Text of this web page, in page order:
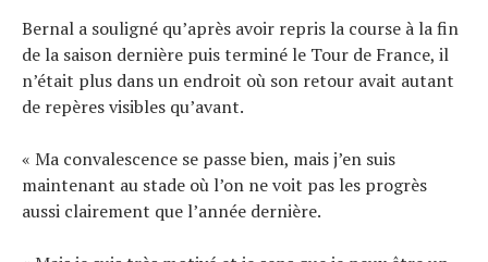
Bernal a souligné qu’après avoir repris la course à la fin
de la saison dernière puis terminé le Tour de France, il
n’était plus dans un endroit où son retour avait autant
de repères visibles qu’avant.
« Ma convalescence se passe bien, mais j’en suis
maintenant au stade où l’on ne voit pas les progrès
aussi clairement que l’année dernière.